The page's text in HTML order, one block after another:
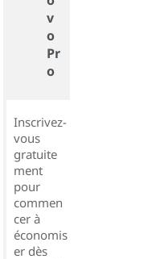
v
o
Pr
o
Inscrivez-
vous
gratuite
ment
pour
commen
cer à
économis
er dès